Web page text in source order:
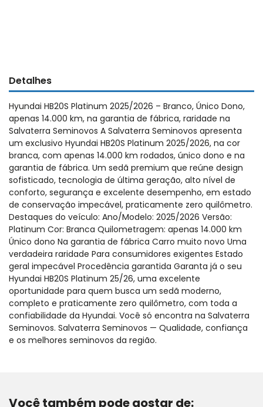
Detalhes
Hyundai HB20S Platinum 2025/2026 – Branco, Único Dono,
apenas 14.000 km, na garantia de fábrica, raridade na
Salvaterra Seminovos A Salvaterra Seminovos apresenta
um exclusivo Hyundai HB20S Platinum 2025/2026, na cor
branca, com apenas 14.000 km rodados, único dono e na
garantia de fábrica. Um sedã premium que reúne design
sofisticado, tecnologia de última geração, alto nível de
conforto, segurança e excelente desempenho, em estado
de conservação impecável, praticamente zero quilômetro.
Destaques do veículo: Ano/Modelo: 2025/2026 Versão:
Platinum Cor: Branca Quilometragem: apenas 14.000 km
Único dono Na garantia de fábrica Carro muito novo Uma
verdadeira raridade Para consumidores exigentes Estado
geral impecável Procedência garantida Garanta já o seu
Hyundai HB20S Platinum 25/26, uma excelente
oportunidade para quem busca um sedã moderno,
completo e praticamente zero quilômetro, com toda a
confiabilidade da Hyundai. Você só encontra na Salvaterra
Seminovos. Salvaterra Seminovos — Qualidade, confiança
e os melhores seminovos da região.
Você também pode gostar de: